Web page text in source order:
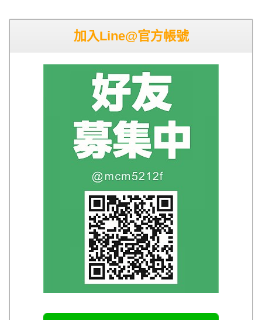
加入Line@官方帳號